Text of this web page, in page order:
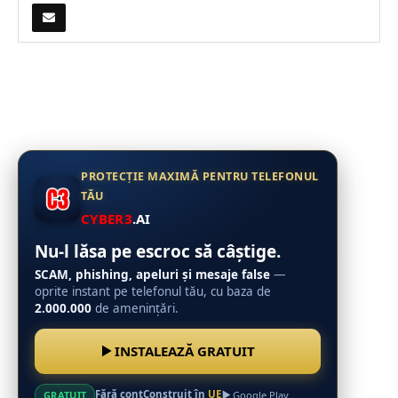
PROTECȚIE MAXIMĂ PENTRU TELEFONUL
TĂU
CYBER3.AI
Nu-l lăsa pe escroc să câștige.
SCAM, phishing, apeluri și mesaje false —
oprite instant pe telefonul tău, cu baza de
2.000.000 de amenințări.
INSTALEAZĂ GRATUIT
GRATUIT Fără contConstruit în UE Google Play